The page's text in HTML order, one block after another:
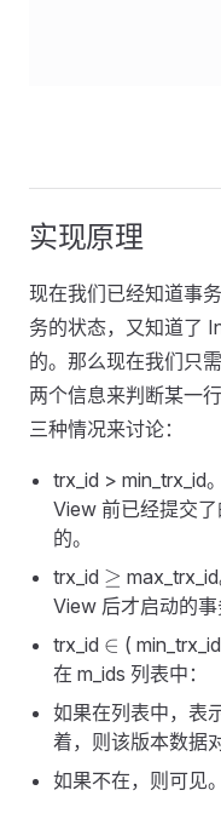
实现原理
现在我们已经知道事
务的状态，又知道了
的。那么现在我们只
两个信息来判断某一
三种情况来讨论：
trx_id > min_trx_id
View 前已经提交
的。
trx_id \geq
≥
View 后才启动的事
trx_id \in
∈ (
在 m_ids 列表中：
如果在列表中，表
着，则该版本数据
如果不在，则可见。